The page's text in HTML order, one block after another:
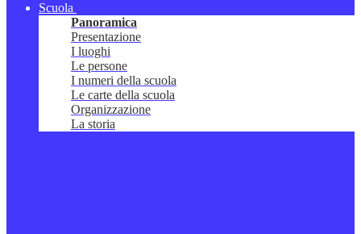
Scuola
Panoramica
Presentazione
I luoghi
Le persone
I numeri della scuola
Le carte della scuola
Organizzazione
La storia